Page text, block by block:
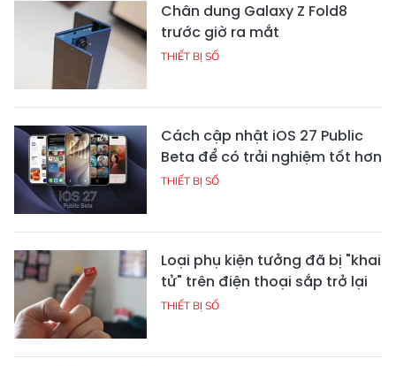
Chân dung Galaxy Z Fold8
trước giờ ra mắt
THIẾT BỊ SỐ
Cách cập nhật iOS 27 Public
Beta để có trải nghiệm tốt hơn
THIẾT BỊ SỐ
Loại phụ kiện tưởng đã bị "khai
tử" trên điện thoại sắp trở lại
THIẾT BỊ SỐ